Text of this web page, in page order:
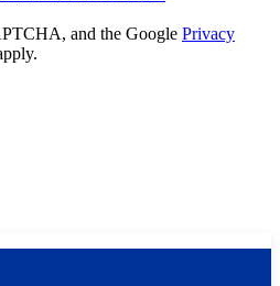
and the Google Privacy